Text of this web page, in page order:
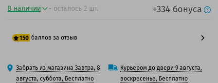
В наличии - осталось 2 шт. +334 бонуса
150 баллов за отзыв
125 баллов
150 баллов
Забрать из магазина Завтра, 8
августа, суббота, Бесплатно
Курьером до двери 9 августа,
воскресенье, Бесплатно